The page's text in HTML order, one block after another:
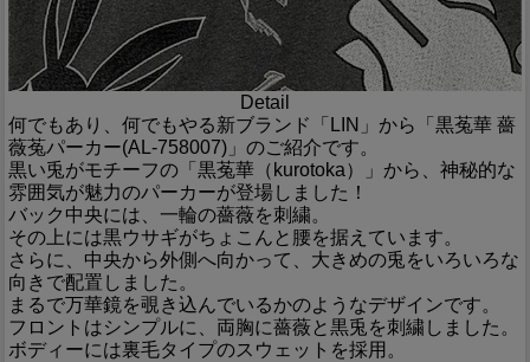
Detail
何でもあり、何でもやる新ブランド「LIN」から「黒菟華 薔
薇菟パーカー(AL-758007)」のご紹介です。
黒い兎がモチーフの「黒菟華（kurotoka）」から、神秘的な
雰囲気が魅力のパーカーが登場しました！
バック中央には、一輪の薔薇を刺繍。
その上には黒ウサギがちょこんと腰を据えています。
さらに、中央から外側へ向かって、大きめの兎をいろいろな
向きで配置しました。
まるで万華鏡を覗き込んでいるかのようなデザインです。
フロントはシンプルに、両胸に薔薇と黒兎を刺繍しました。
ボディーには裏毛タイプのスウェットを採用。